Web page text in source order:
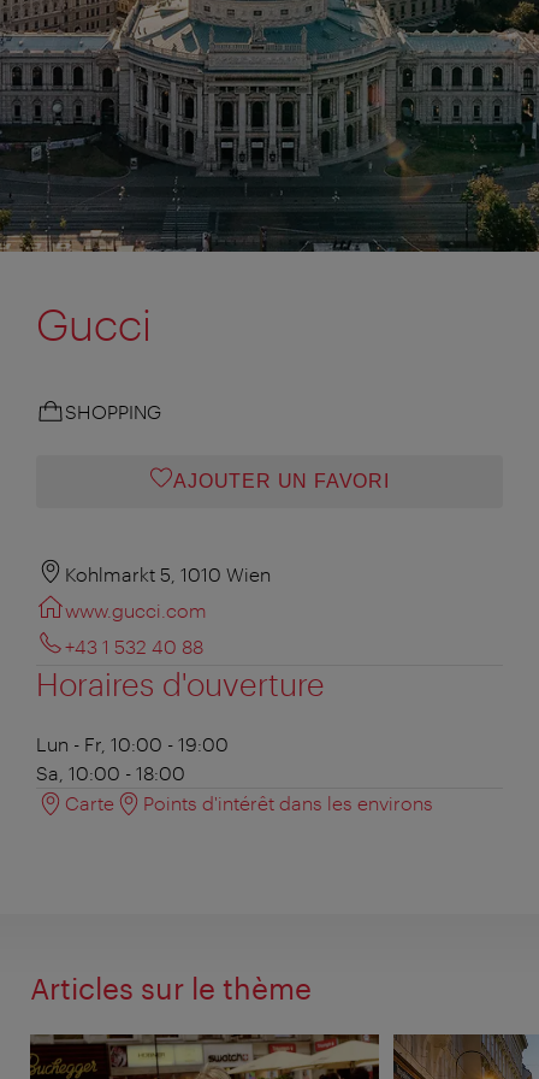
Gucci
SHOPPING
AJOUTER UN FAVORI
Kohlmarkt 5, 1010 Wien
www.gucci.com
+43 1 532 40 88
Horaires d'ouverture
Lun - Fr, 10:00 - 19:00
Sa, 10:00 - 18:00
Carte
Points d'intérêt dans les environs
Articles sur le thème